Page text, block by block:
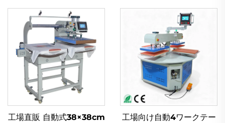
工場直販 自動式38×38cm
工場向け自動4ワークテー